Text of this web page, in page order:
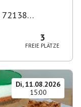
72138
3
FREIE PLÄTZE
Di, 11.08.2026
15:00